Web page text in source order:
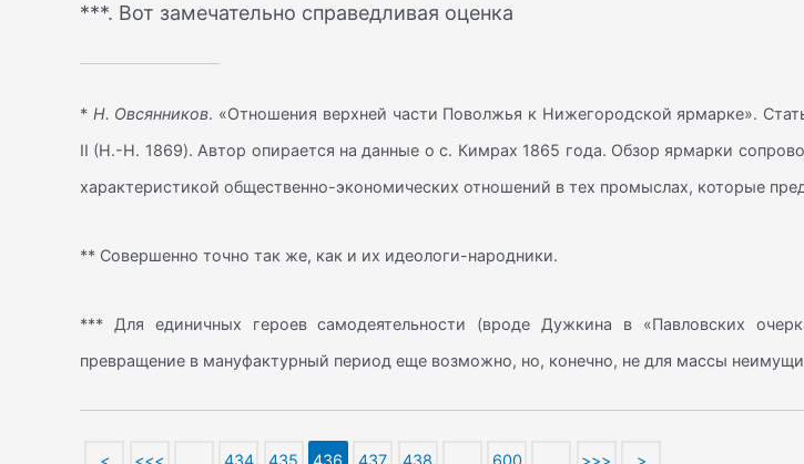
***. Вот замечательно справедливая оценка
* Н. Овсянников. «Отношения верхней части Поволжья к Нижегородской ярмарке».
II (Н.-Н. 1869). Автор опирается на данные о с. Кимрах 1865 года. Обзор ярмарки
характеристикой общественно-экономических отношений в тех промыслах, которые
** Совершенно точно так же, как и их идеологи-народники.
*** Для единичных героев самодеятельности (вроде Дужкина в «Павловских
превращение в мануфактурный период еще возможно, но, конечно, не для массы
< <<< 434 435 436 437 438 600 >>> >